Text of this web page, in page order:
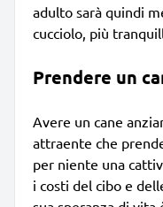
adulto sarà quindi
cucciolo, più
Prendere un
Avere un cane
attraente che
per niente una
i costi del cibo e